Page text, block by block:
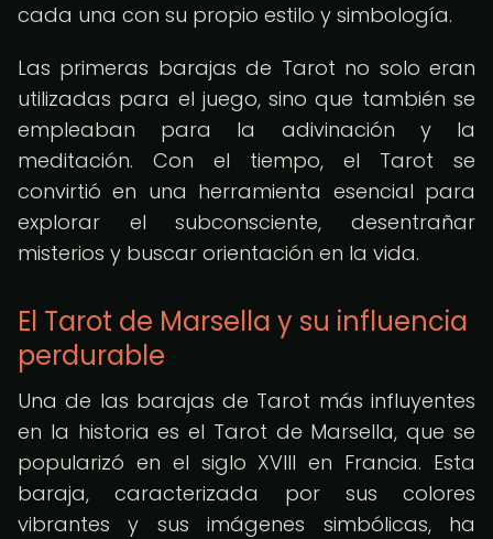
cada una con su propio estilo y simbología.
Las primeras barajas de Tarot no solo eran
utilizadas para el juego, sino que también se
empleaban para la adivinación y la
meditación. Con el tiempo, el Tarot se
convirtió en una herramienta esencial para
explorar el subconsciente, desentrañar
misterios y buscar orientación en la vida.
El Tarot de Marsella y su influencia
perdurable
Una de las barajas de Tarot más influyentes
en la historia es el Tarot de Marsella, que se
popularizó en el siglo XVIII en Francia. Esta
baraja, caracterizada por sus colores
vibrantes y sus imágenes simbólicas, ha